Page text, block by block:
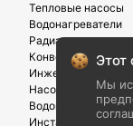
Тепловые насосы
Водонагреватели
Радиаторы
Конвектора
Инженерная
Насосы
Водоподготовка
Инсталляции
Этот
Мы